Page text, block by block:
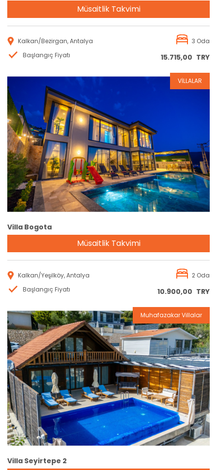
Müsaitlik Takvimi
Kalkan/Bezirgan, Antalya
3 Oda
Başlangıç Fiyatı
15.715,00 TRY
Rezervasyon
VİLLALAR
Villa Bogota
Müsaitlik Takvimi
Kalkan/Yeşilköy, Antalya
2 Oda
Başlangıç Fiyatı
10.900,00 TRY
Rezervasyon
Muhafazakar Villalar
Villa Seyirtepe 2